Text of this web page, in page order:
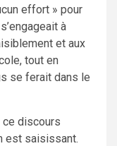
effort » pour
à
et aux
tout en
se ferait dans le
ce discours
est saisissant.